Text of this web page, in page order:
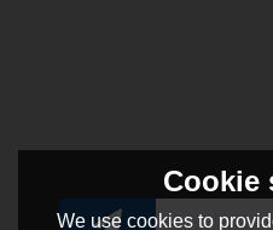
Cookie
We use cookies to